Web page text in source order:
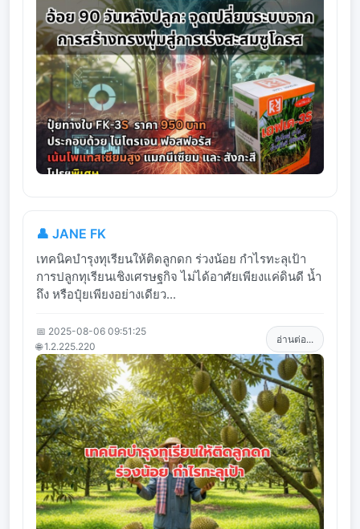
👤 JANE FK
เทคนิคบำรุงทุเรียนให้ติดลูกดก ร่วงน้อย กำไรทะลุเป้า
การปลูกทุเรียนเชิงเศรษฐกิจ ไม่ได้อาศัยเพียงแค่ดินดี น้ำ
ถึง หรือปุ๋ยเพียงอย่างเดียว...
📅 2025-08-06 09:51:25
🌐 1.2.225.220
อ่านต่อ...